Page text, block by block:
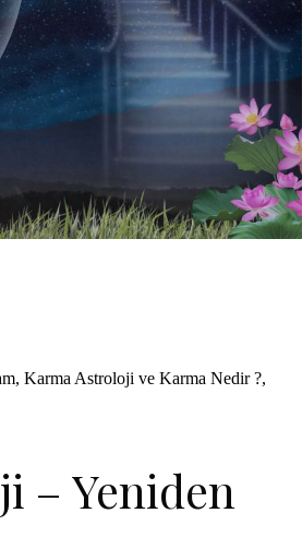
, Karma Astroloji ve Karma Nedir ?,
– Yeniden